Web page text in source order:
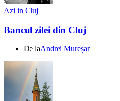
Azi in Cluj
Bancul zilei din Cluj
De laAndrei Mureșan